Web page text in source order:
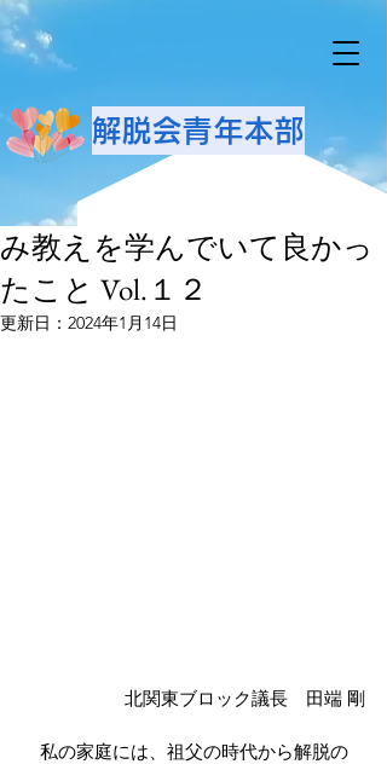
解脱会青年本部
み教えを学んでいて良かっ
たこと Vol.１２
更新日： 2024年1月14日
北関東ブロック議長　田端 剛
私の家庭には、祖父の時代から解脱の